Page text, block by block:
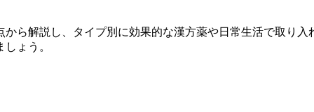
ら解説し、タイプ別に効果的な漢方薬や日常生活で取り入
ょう。